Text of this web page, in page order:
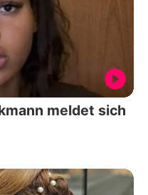
meldet sich